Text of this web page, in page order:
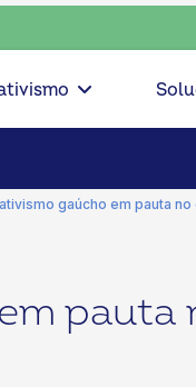
escolha o coop •
gaúcho em pauta no
pauta